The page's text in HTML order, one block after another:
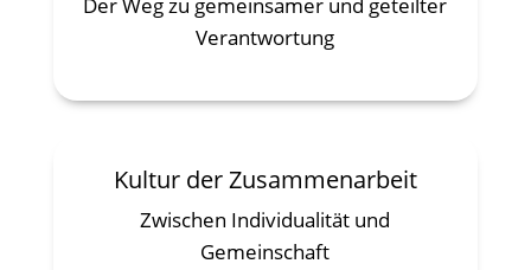
Verantwortung
Kultur der Zusammenarbeit
Zwischen Individualität und
Gemeinschaft